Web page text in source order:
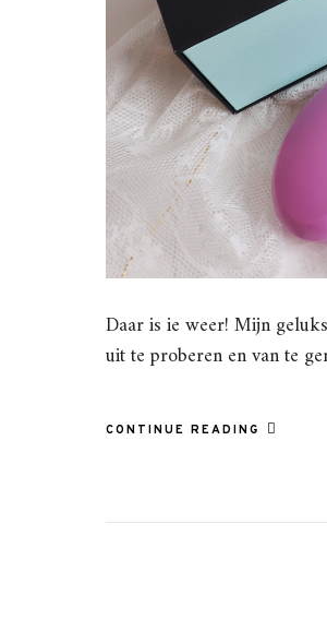
Daar is ie weer! Mijn
uit te proberen en van te
CONTINUE READING